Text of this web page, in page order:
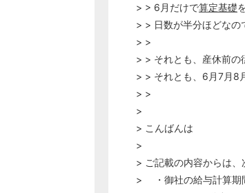
> > 6月だけで算定基礎
> > 日数が半分ほどなの
> >
> > それとも、産休前の
> > それとも、6月7月8
> >
>
> こんばんは
>
> ご記載の内容からは、
> ・御社の給与計算期